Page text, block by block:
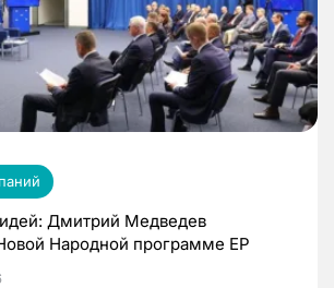
Дмитрий Медведев
Народной программе ЕР